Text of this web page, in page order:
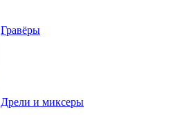
Гравёры
Дрели и миксеры